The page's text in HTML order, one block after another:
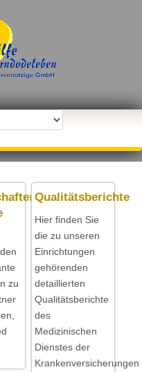
zu
Qualitätsberichte
Hier finden Sie
die zu unseren
Einrichtungen
gehörenden
detaillierten
Qualitätsberichte
des
Medizinischen
Dienstes der
Krankenversicherungen